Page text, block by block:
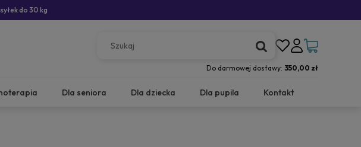
do 30 kg
Do darmowej dostawy: 350,00 zł
Dla seniora Dla dziecka Dla pupila Kontakt